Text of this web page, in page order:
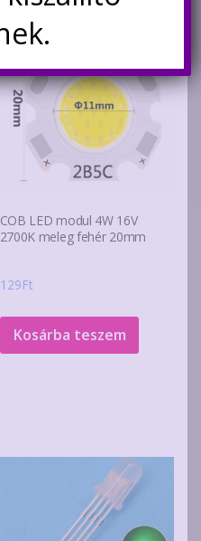
COB LED modul 4W 16V
2700K meleg fehér 20mm
129Ft
Kosárba teszem